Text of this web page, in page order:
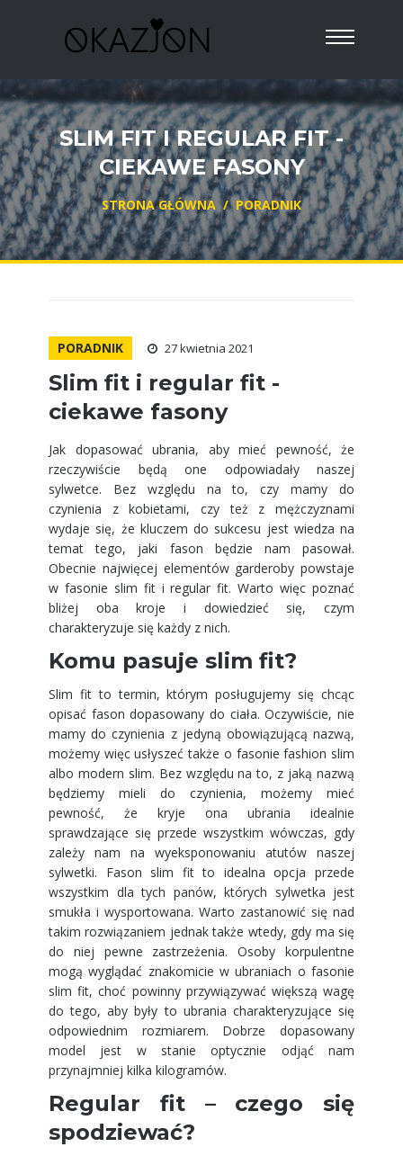
SLIM FIT I REGULAR FIT -
CIEKAWE FASONY
STRONA GŁÓWNA / PORADNIK
PORADNIK 27 kwietnia 2021
Slim fit i regular fit -
ciekawe fasony
Jak dopasować ubrania, aby mieć pewność, że
rzeczywiście będą one odpowiadały naszej
sylwetce. Bez względu na to, czy mamy do
czynienia z kobietami, czy też z mężczyznami
wydaje się, że kluczem do sukcesu jest wiedza na
temat tego, jaki fason będzie nam pasował.
Obecnie najwięcej elementów garderoby powstaje
w fasonie slim fit i regular fit. Warto więc poznać
bliżej oba kroje i dowiedzieć się, czym
charakteryzuje się każdy z nich.
Komu pasuje slim fit?
Slim fit to termin, którym posługujemy się chcąc
opisać fason dopasowany do ciała. Oczywiście, nie
mamy do czynienia z jedyną obowiązującą nazwą,
możemy więc usłyszeć także o fasonie fashion slim
albo modern slim. Bez względu na to, z jaką nazwą
będziemy mieli do czynienia, możemy mieć
pewność, że kryje ona ubrania idealnie
sprawdzające się przede wszystkim wówczas, gdy
zależy nam na wyeksponowaniu atutów naszej
sylwetki. Fason slim fit to idealna opcja przede
wszystkim dla tych panów, których sylwetka jest
smukła i wysportowana. Warto zastanowić się nad
takim rozwiązaniem jednak także wtedy, gdy ma się
do niej pewne zastrzeżenia. Osoby korpulentne
mogą wyglądać znakomicie w ubraniach o fasonie
slim fit, choć powinny przywiązywać większą wagę
do tego, aby były to ubrania charakteryzujące się
odpowiednim rozmiarem. Dobrze dopasowany
model jest w stanie optycznie odjąć nam
przynajmniej kilka kilogramów.
Regular fit – czego się
spodziewać?